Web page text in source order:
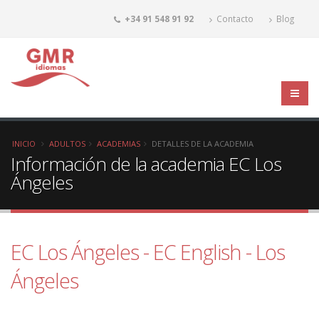
+34 91 548 91 92 Contacto Blog
INICIO ADULTOS ACADEMIAS DETALLES DE LA ACADEMIA
Información de la academia EC Los
Ángeles
EC Los Ángeles - EC English - Los
Ángeles